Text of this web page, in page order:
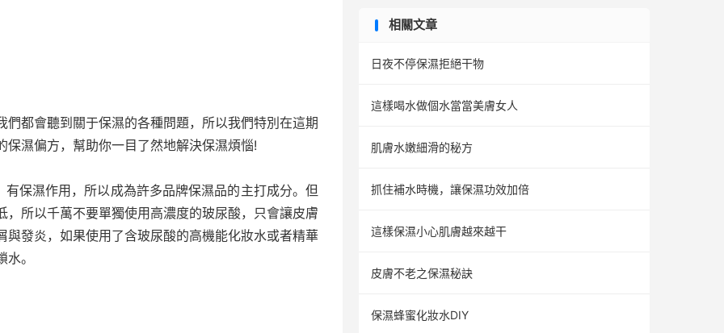
都會聽到關于保濕的各種問題，所以我們特別在這期
濕偏方，幫助你一目了然地解決保濕煩惱!
保濕作用，所以成為許多品牌保濕品的主打成分。但
所以千萬不要單獨使用高濃度的玻尿酸，只會讓皮膚
發炎，如果使用了含玻尿酸的高機能化妝水或者精華
。
相關文章
日夜不停保濕拒絕干物
這樣喝水做個水當當美膚女人
肌膚水嫩細滑的秘方
抓住補水時機，讓保濕功效加倍
這樣保濕小心肌膚越來越干
皮膚不老之保濕秘訣
保濕蜂蜜化妝水DIY